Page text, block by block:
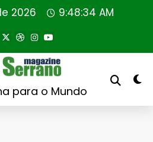
2026 9:48:35 AM
para o Mundo